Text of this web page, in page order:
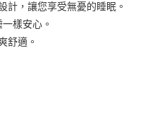
計，讓您享受無憂的睡眠。
樣安心。
舒適。